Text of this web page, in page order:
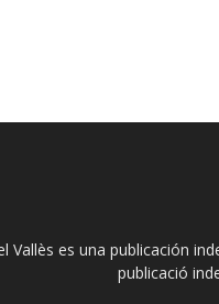
Vallès es una publicación
publicació